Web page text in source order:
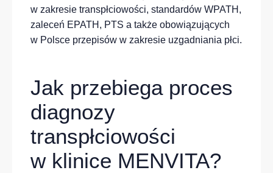
w zakresie transpłciowości, standardów WPATH,
zaleceń EPATH, PTS a także obowiązujących
w Polsce przepisów w zakresie uzgadniania płci.
Jak przebiega proces
diagnozy
transpłciowości
w klinice MENVITA?